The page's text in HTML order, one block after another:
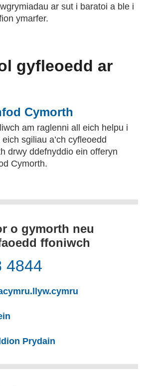
ar sut i baratoi a ble i
ymarfer.
gyfleoedd ar
Cymorth
am raglenni all eich helpu i
sgiliau a’ch cyfleoedd
drwy ddefnyddio ein offeryn
Cymorth.
o gymorth neu
ffoniwch
4844
Prydain